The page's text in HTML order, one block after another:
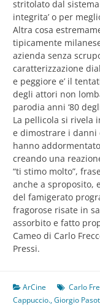
stritolato dal
integrita’ o per
Altra cosa
tipicamente
azienda senza
caratterizzazione
e peggiore e’ il
degli attori non
parodia anni ‘80
La pellicola si rivela
e dimostrare i danni
hanno
creando una
“ti stimo molto”,
anche a sproposito,
del famigerato
fragorose risate in
assorbito e fatto
Cameo di Carlo
Pressi.
ArCine Carlo
Cappuccio.,Giorgio